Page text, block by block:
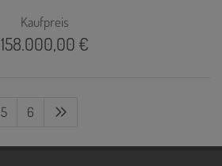
Kaufpreis
158.000,00 €
5 6